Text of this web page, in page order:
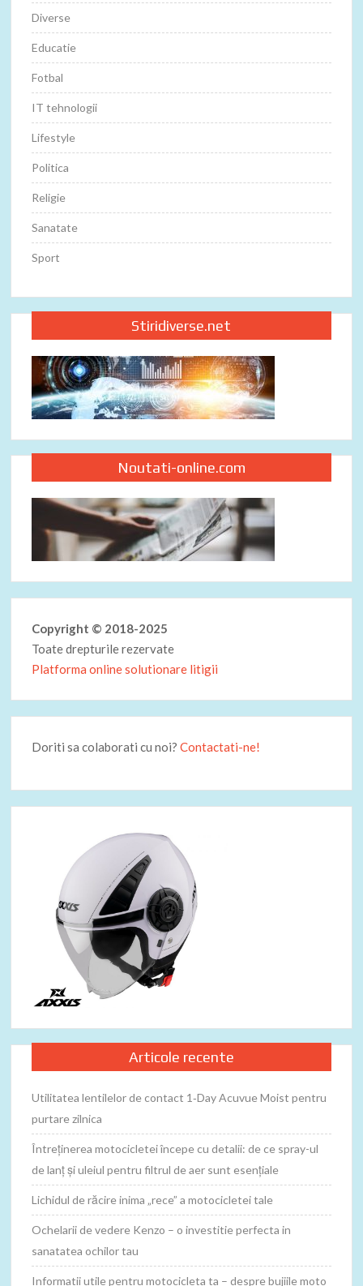
Diverse
Educatie
Fotbal
IT tehnologii
Lifestyle
Politica
Religie
Sanatate
Sport
Stiridiverse.net
Noutati-online.com
Copyright © 2018-2025
Toate drepturile rezervate
Platforma online solutionare litigii
Doriti sa colaborati cu noi?Contactati-ne!
Articole recente
Utilitatea lentilelor de contact 1‑Day Acuvue Moist pentru
purtare zilnica
Întreținerea motocicletei începe cu detalii: de ce spray-ul
de lanț și uleiul pentru filtrul de aer sunt esențiale
Lichidul de răcire inima „rece” a motocicletei tale
Ochelarii de vedere Kenzo – o investitie perfecta in
sanatatea ochilor tau
Informatii utile pentru motocicleta ta – despre bujiile moto